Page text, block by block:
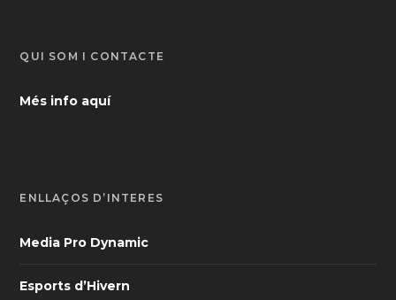
QUI SOM I CONTACTE
Més info aquí
ENLLAÇOS D’INTERÈS
Media Pro Dynamic
Esports d’Hivern